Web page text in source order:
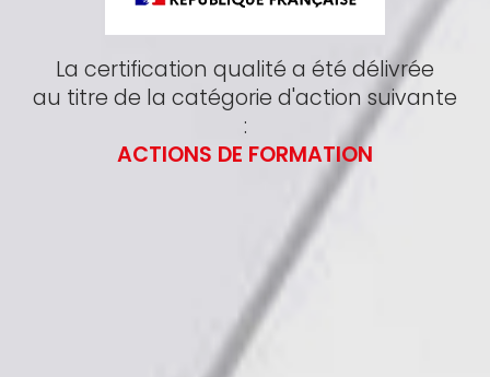
La certification qualité a été délivrée
au titre de la catégorie d'action suivante
:
ACTIONS DE FORMATION